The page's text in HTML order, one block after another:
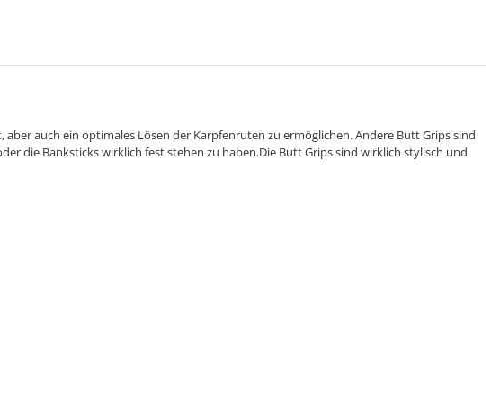
auch ein optimales Lösen der Karpfenruten zu ermöglichen. Andere Butt Grips sind
die Banksticks wirklich fest stehen zu haben.Die Butt Grips sind wirklich stylisch und